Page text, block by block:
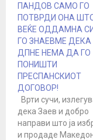
ПАНДОВ САМО ГО
ПОТВРДИ ОНА
ВЕЌЕ ОДДАМНА
ГО ЗНАЕВМЕ ДЕКА
ДПНЕ НЕМА ДА ГО
ПОНИШТИ
ПРЕСПАНСКИОТ
ДОГОВОР!
Врти сучи,
дека Заев и добро
направи што ја
и продаде